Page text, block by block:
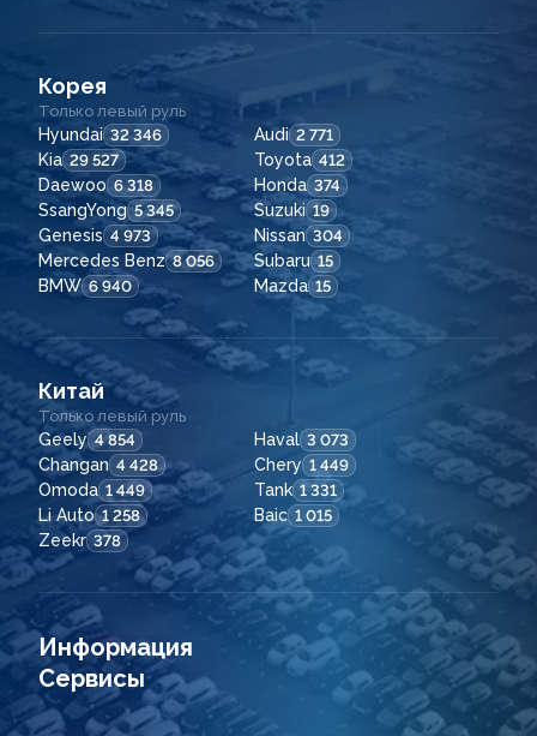
Корея
Только левый руль
Hyundai 32 346 Audi 2 771
Kia 29 527 Toyota 412
Daewoo 6 318 Honda 374
SsangYong 5 345 Suzuki 19
Genesis 4 973 Nissan 304
Mercedes Benz 8 056 Subaru 15
BMW 6 940 Mazda 15
Китай
Только левый руль
Geely 4 854 Haval 3 073
Changan 4 428 Chery 1 449
Omoda 1 449 Tank 1 331
Li Auto 1 258 Baic 1 015
Zeekr 378
Информация
Сервисы